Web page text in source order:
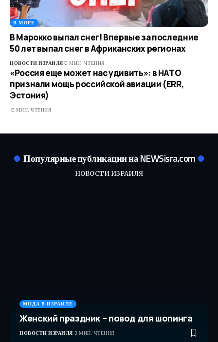
В МИРЕ
В Марокко выпал снег! Впервые за последние
50 лет выпал снег в Африканских регионах
НОВОСТИ ИЗРАИЛЯ 0 МИН. ЧТЕНИЯ
«Россия еще может нас удивить»: в НАТО
признали мощь российской авиации (ERR,
Эстония)
0 МИН. ЧТЕНИЯ
Популярные публикации на NEWSisra.com
НОВОСТИ ИЗРАИЛЯ
МОДА В ИЗРАИЛЕ
Женский праздник – повод для шопинга
НОВОСТИ ИЗРАИЛЯ 3 МИН. ЧТЕНИЯ